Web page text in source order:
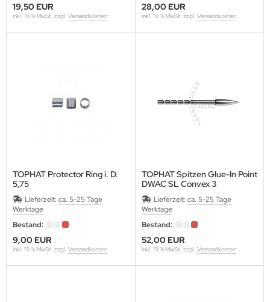
19,50 EUR
inkl. 19 % MwSt. zzgl. Versandkosten
28,00 EUR
inkl. 19 % MwSt. zzgl. Versandkosten
TOPHAT Protector Ring i. D.
5,75
Packung a 12 Stück
Lieferzeit: ca. 5-25 Tage
Werktage
Bestand:
9,00 EUR
inkl. 19 % MwSt. zzgl. Versandkosten
TOPHAT Spitzen Glue-In Point
DWAC SL Convex 3
Lieferzeit: ca. 5-25 Tage
Werktage
Bestand:
52,00 EUR
inkl. 19 % MwSt. zzgl. Versandkosten